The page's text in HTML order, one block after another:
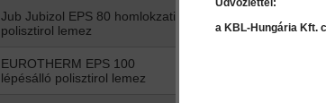
Jub Jubizol EPS 80 homlokzati
polisztirol lemez
EUROTHERM EPS 100
lépésálló polisztirol lemez
Ár:3 220 Ft
Válasszon
Üdvözlettel:
a KBL-Hungária Kft.